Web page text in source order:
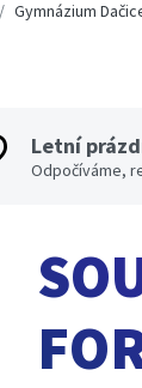
Gymnázium
Letní
Odpočíváme,